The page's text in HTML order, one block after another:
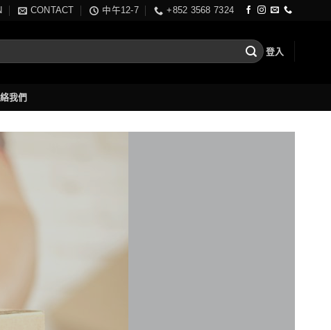
CONTACT 中午12-7 +852 3568 7324
登入
我們